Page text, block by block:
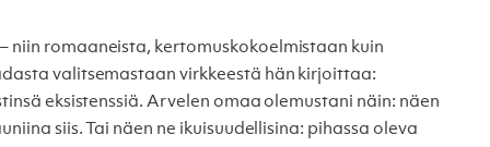
niin romaaneista, kertomuskokoelmistaan kuin
valitsemastaan virkkeestä hän kirjoittaa:
eksistenssiä. Arvelen omaa olemustani näin: näen
siis. Tai näen ne ikuisuudellisina: pihassa oleva